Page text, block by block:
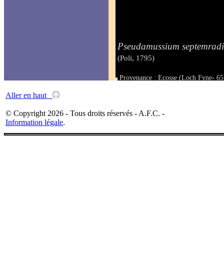
Pseudamussium
(Poli, 1795)
Provenance : Ecosse (Loch Fyne-
Aller en haut
© Copyright 2026 - Tous droits réservés - A.F.C. -
Information légale.